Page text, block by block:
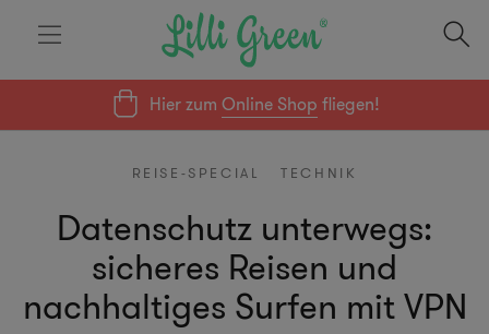
Hier zumOnline Shop fliegen!
REISE-SPECIAL TECHNIK
Datenschutz unterwegs:
sicheres Reisen und
nachhaltiges Surfen mit VPN